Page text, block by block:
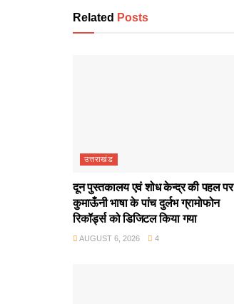
Related Posts
उत्तराखंड
दून पुस्तकालय एवं शोध केन्द्र की पहल पर
कुमाऊँनी भाषा के पांच दुर्लभ ग्रामोफोन
रिकॉर्ड्स को डिजिटल किया गया
AUGUST 6, 2026 4